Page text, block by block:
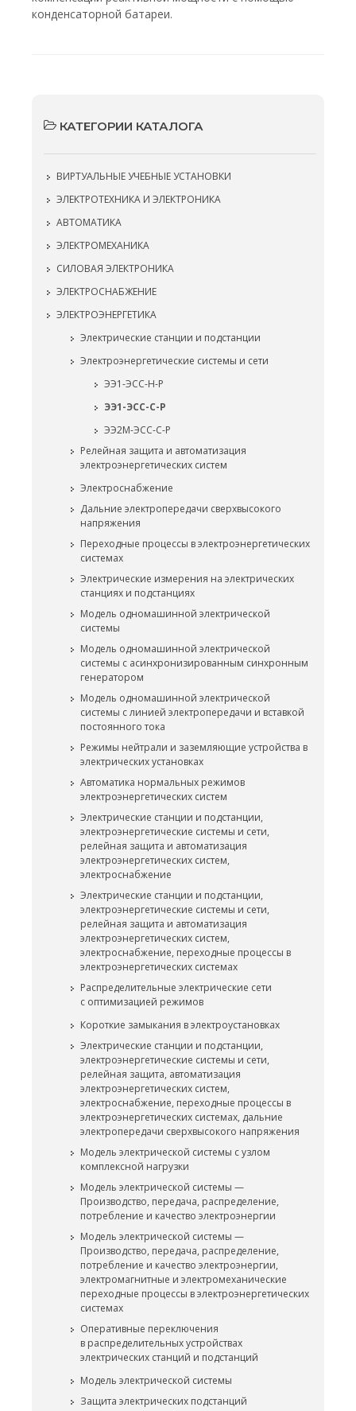
конденсаторной батареи.
КАТЕГОРИИ КАТАЛОГА
ВИРТУАЛЬНЫЕ УЧЕБНЫЕ УСТАНОВКИ
ЭЛЕКТРОТЕХНИКА И ЭЛЕКТРОНИКА
АВТОМАТИКА
ЭЛЕКТРОМЕХАНИКА
СИЛОВАЯ ЭЛЕКТРОНИКА
ЭЛЕКТРОСНАБЖЕНИЕ
ЭЛЕКТРОЭНЕРГЕТИКА
Электрические станции и подстанции
Электроэнергетические системы и сети
ЭЭ1-ЭСС-Н-Р
ЭЭ1-ЭСС-C-Р
ЭЭ2М-ЭСС-С-Р
Релейная защита и автоматизация
электроэнергетических систем
Электроснабжение
Дальние электропередачи сверхвысокого
напряжения
Переходные процессы в электроэнергетических
системах
Электрические измерения на электрических
станциях и подстанциях
Модель одномашинной электрической
системы
Модель одномашинной электрической
системы с асинхронизированным синхронным
генератором
Модель одномашинной электрической
системы с линией электропередачи и вставкой
постоянного тока
Режимы нейтрали и заземляющие устройства в
электрических установках
Автоматика нормальных режимов
электроэнергетических систем
Электрические станции и подстанции,
электроэнергетические системы и сети,
релейная защита и автоматизация
электроэнергетических систем,
электроснабжение
Электрические станции и подстанции,
электроэнергетические системы и сети,
релейная защита и автоматизация
электроэнергетических систем,
электроснабжение, переходные процессы в
электроэнергетических системах
Распределительные электрические сети
с оптимизацией режимов
Короткие замыкания в электроустановках
Электрические станции и подстанции,
электроэнергетические системы и сети,
релейная защита, автоматизация
электроэнергетических систем,
электроснабжение, переходные процессы в
электроэнергетических системах, дальние
электропередачи сверхвысокого напряжения
Модель электрической системы с узлом
комплексной нагрузки
Модель электрической системы —
Производство, передача, распределение,
потребление и качество электроэнергии
Модель электрической системы —
Производство, передача, распределение,
потребление и качество электроэнергии,
электромагнитные и электромеханические
переходные процессы в электроэнергетических
системах
Оперативные переключения
в распределительных устройствах
электрических станций и подстанций
Модель электрической системы
Защита электрических подстанций